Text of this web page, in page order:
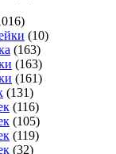
(10)
(163)
(163)
(161)
(131)
(116)
(105)
(119)
(32)